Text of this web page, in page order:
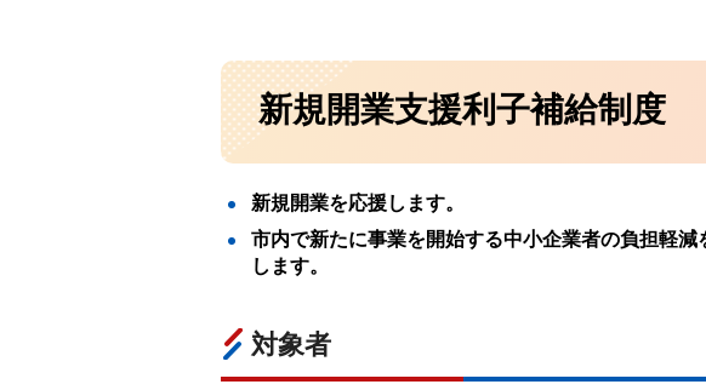
新規開業支援利子補給制度
新規開業を応援します。
市内で新たに事業を開始する中小企業者の負担軽
します。
対象者